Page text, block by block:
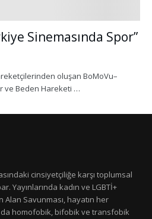
Sinemasında Spor”
oluşan BoMoVu–
ve Beden Hareketi …
cinsiyetçiliğe karşı toplumsal
Yayınlarında kadın ve LGBTİ+
Alan Savunması, hayatın her
homofobik, bifobik ve transfobik